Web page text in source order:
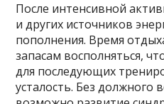
После интенсивной
и других источников
пополнения. Время
запасам восполняться,
для последующих
усталость. Без должного